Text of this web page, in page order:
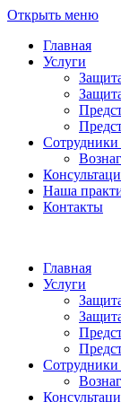
Открыть меню
Главная
Услуги
Наша
Контакты
Главная
Услуги